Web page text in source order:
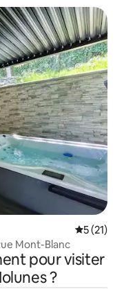
5 (21)
Mont-Blanc
pour visiter
?